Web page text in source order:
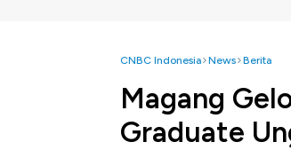
CNBC Indonesia News Berita
Magang
Graduate